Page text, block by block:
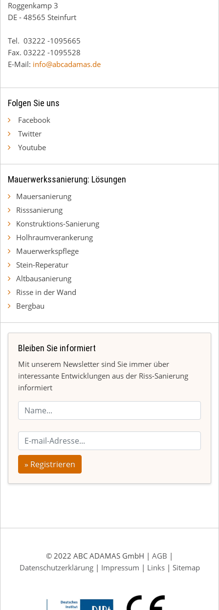
Roggenkamp 3
DE - 48565 Steinfurt
Tel. 03222 -1095665
Fax. 03222 -1095528
E-Mail: info@abcadamas.de
Folgen Sie uns
Facebook
Twitter
Youtube
Mauerwerkssanierung: Lösungen
Mauersanierung
Risssanierung
Konstruktions-Sanierung
Holhraumverankerung
Mauerwerkspflege
Stein-Reperatur
Altbausanierung
Risse in der Wand
Bergbau
Bleiben Sie informiert
Mit unserem Newsletter sind Sie immer über
interessante Entwicklungen aus der Riss-Sanierung
informiert
» Registrieren
© 2022 ABC ADAMAS GmbH | AGB |
Datenschutzerklärung| Impressum | Links| Sitemap